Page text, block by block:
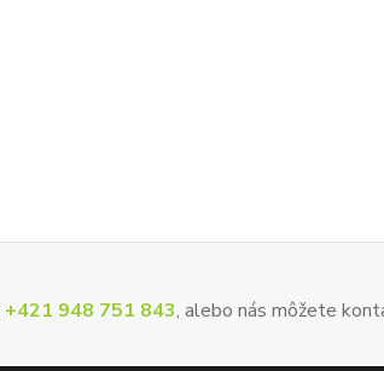
+421 948 751 843, alebo nás môžete